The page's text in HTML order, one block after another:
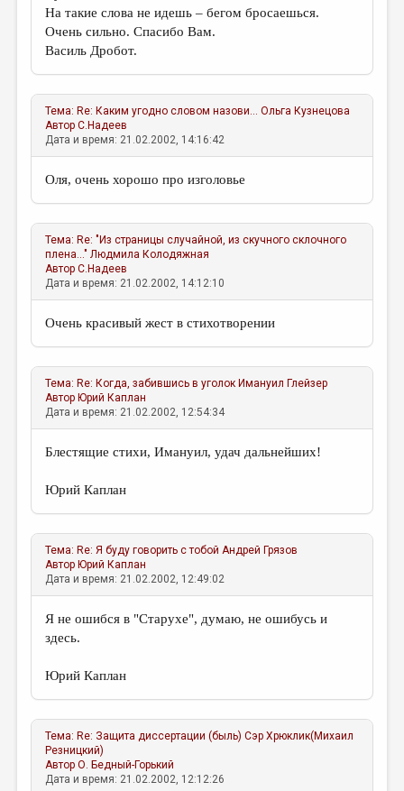
На такие слова не идешь – бегом бросаешься.
Очень сильно. Спасибо Вам.
Василь Дробот.
Тема: Re: Каким угодно словом назови... Ольга Кузнецова
АвторС.Надеев
Дата и время: 21.02.2002, 14:16:42
Оля, очень хорошо про изголовье
Тема: Re: "Из страницы случайной, из скучного склочного
плена..." Людмила Колодяжная
АвторС.Надеев
Дата и время: 21.02.2002, 14:12:10
Очень красивый жест в стихотворении
Тема: Re: Когда, забившись в уголок Имануил Глейзер
Автор Юрий Каплан
Дата и время: 21.02.2002, 12:54:34
Блестящие стихи, Имануил, удач дальнейших!
Юрий Каплан
Тема: Re: Я буду говорить с тобой Андрей Грязов
Автор Юрий Каплан
Дата и время: 21.02.2002, 12:49:02
Я не ошибся в "Старухе", думаю, не ошибусь и
здесь.
Юрий Каплан
Тема: Re: Защита диссертации (быль) Сэр Хрюклик(Михаил
Резницкий)
АвторО. Бедный-Горький
Дата и время: 21.02.2002, 12:12:26